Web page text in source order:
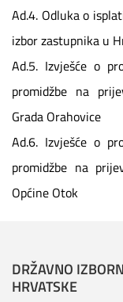
Ad.4. Odluka o
izbor zastupnika u
Ad.5. Izvješće o
promidžbe na
Grada Orahovice
Ad.6. Izvješće o
promidžbe na
Općine Otok
DRŽAVNO
HRVATSKE